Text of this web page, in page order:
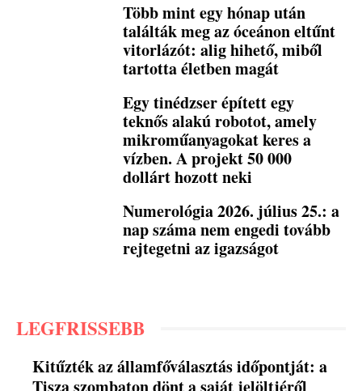
Több mint egy hónap után
találták meg az óceánon eltűnt
vitorlázót: alig hihető, miből
tartotta életben magát
Egy tinédzser épített egy
teknős alakú robotot, amely
mikroműanyagokat keres a
vízben. A projekt 50 000
dollárt hozott neki
Numerológia 2026. július 25.: a
nap száma nem engedi tovább
rejtegetni az igazságot
LEGFRISSEBB
Kitűzték az államfőválasztás időpontját: a